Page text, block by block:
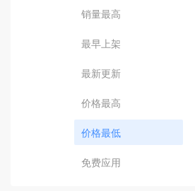
引擎驱动
客服助手
销量最高
最早上架
最新更新
价格最高
价格最低
免费应用